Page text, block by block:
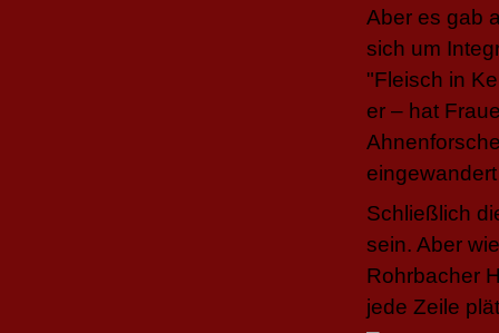
Aber es gab
sich um
"Fleisch in
er – hat
Schließlich
sein. Aber
Rohrbacher
jede Zeile